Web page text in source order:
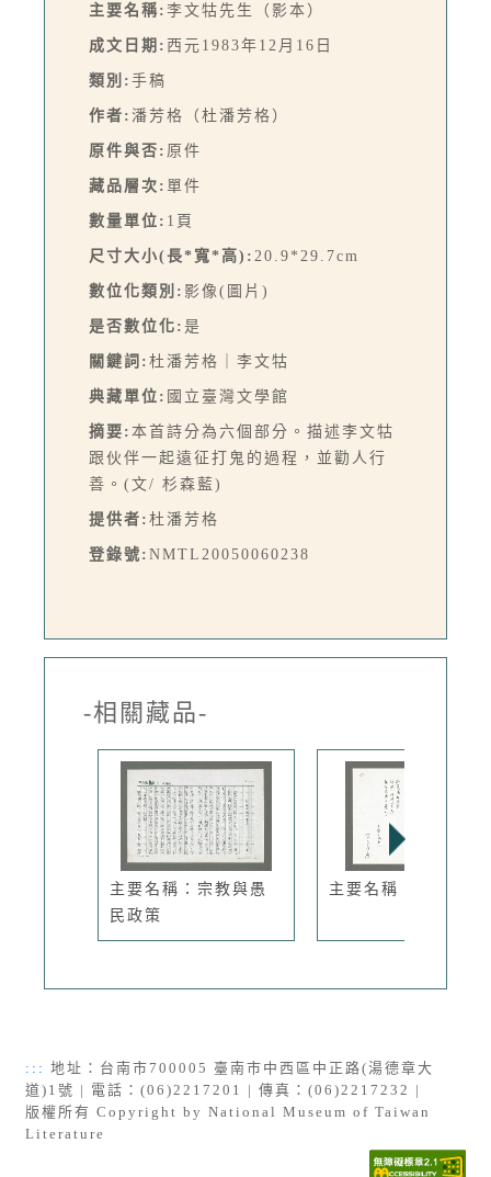
主要名稱: 李文牯先生（影本）
成文日期: 西元1983年12月16日
類別: 手稿
作者: 潘芳格（杜潘芳格）
原件與否: 原件
藏品層次: 單件
數量單位: 1頁
尺寸大小(長*寬*高): 20.9*29.7cm
數位化類別: 影像(圖片)
是否數位化: 是
關鍵詞: 杜潘芳格｜李文牯
典藏單位: 國立臺灣文學館
摘要: 本首詩分為六個部分。描述李文牯
跟伙伴一起遠征打鬼的過程，並勸人行
善。(文/ 杉森藍)
提供者: 杜潘芳格
登錄號: NMTL20050060238
-相關藏品-
主要名稱：宗教與愚
民政策
主要名稱：紙人
::: 地址：台南市700005 臺南市中西區中正路(湯德章大
道)1號 | 電話：(06)2217201 | 傳真：(06)2217232 |
版權所有 Copyright by National Museum of Taiwan
Literature